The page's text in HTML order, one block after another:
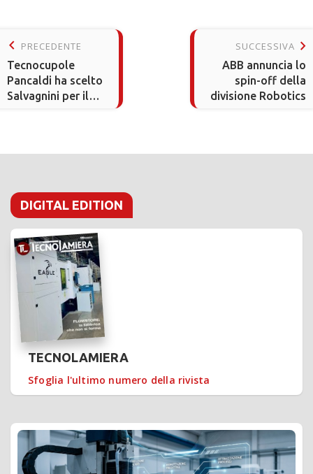
keyboard_arrow_left PRECEDENTE
Tecnocupole
Pancaldi ha scelto
Salvagnini per il
SUCCESSIVA keyboard_arrow_right
ABB annuncia lo
spin-off della
divisione Robotics
DIGITAL EDITION
TECNOLAMIERA
Sfoglia l'ultimo numero della rivista